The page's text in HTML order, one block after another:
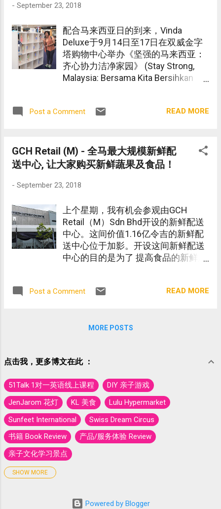
- September 23, 2018
配合马来西亚日的到来，Vinda
Deluxe于9月14日至17日在双威金字
塔购物中心举办《坚强的马来西亚：
齐心协力洁净家园》 (Stay Strong,
Malaysia: Bersama Kita Bersihkan
Post a Comment READ MORE
GCH Retail (M) - 全马最大规模新鲜配
送中心, 让大家购买新鲜蔬果及食品！
- September 23, 2018
上个星期，我有机会参观由GCH
Retail（M）Sdn Bhd开设的新鲜配送
中心。这间价值1.16亿令吉的新鲜配
送中心位于加影。开设这间新鲜配送
中心的目的是为了 提高食品的新鲜度
Post a Comment READ MORE
MORE POSTS
点击我，更多博文在此 ：
51Talk 1对一英语线上课程
DIY 亲子游戏
JenJarom 花灯
KL 美食
Lulu Hypermarket
Sunfeet International
Swiss Dream Circus
书籍 Book Review
产品/服务体验 Review
亲子文化学习景点
亲子景点
亲子活动推广区
国外旅游 - 泰国 Thailand
大马封国 Covid-19
SHOW MORE
Powered by Blogger